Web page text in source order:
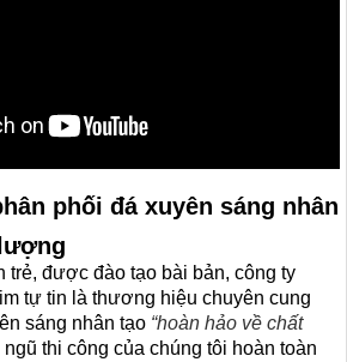
phối đá xuyên sáng nhân
trẻ, được đào tạo bài bản, công ty
tự tin là thương hiệu chuyên cung
sáng nhân tạo “hoàn hảo về chất
thi công của chúng tôi hoàn toàn